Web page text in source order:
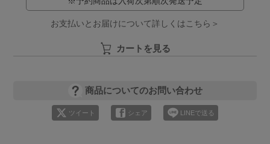
お支払いとお届けについて詳しくはこちら＞
カートを見る
商品についてのお問い合わせ
ツイート シェア LINEで送る